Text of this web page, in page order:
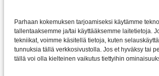
Parhaan kokemuksen tarjoamiseksi käytämme
tallentaaksemme ja/tai käyttääksemme laitetietoja.
tekniikat, voimme käsitellä tietoja, kuten
tunnuksia tällä verkkosivustolla. Jos et hyväksy tai
tällä voi olla kielteinen vaikutus tiettyihin
Kauppa